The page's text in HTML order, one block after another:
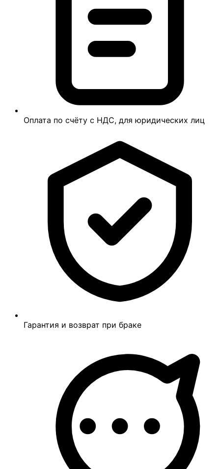
Оплата по счёту с НДС, для юридических лиц
Гарантия и возврат при браке